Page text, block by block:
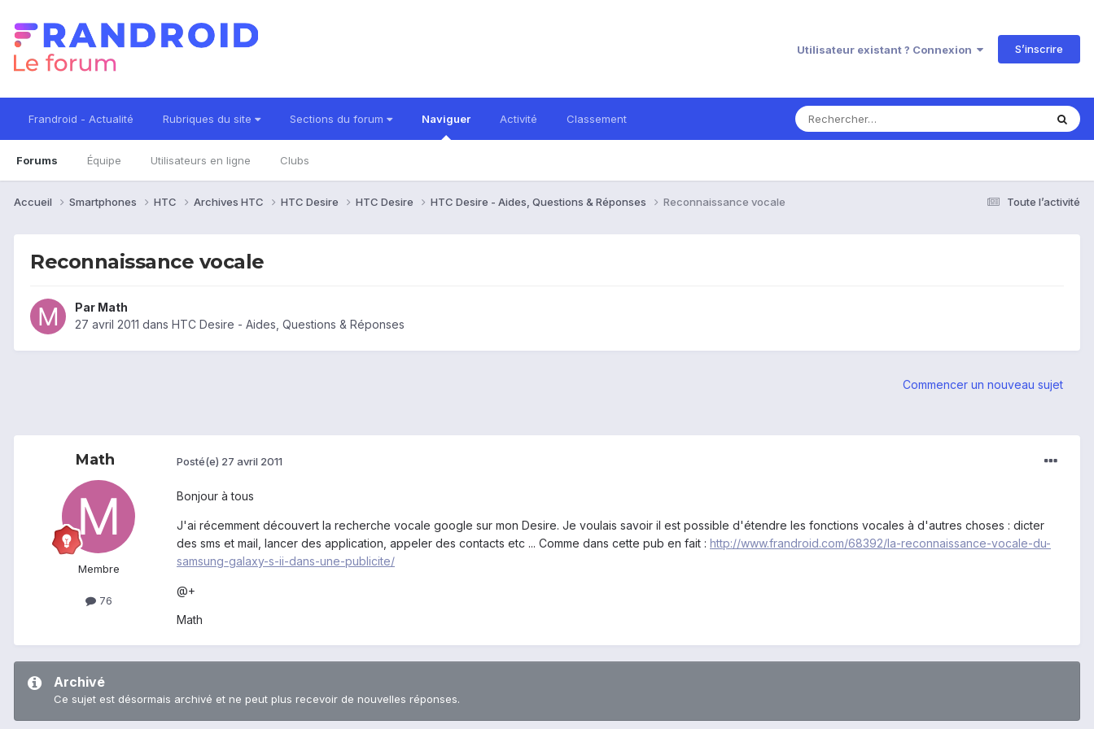
Utilisateur existant ? Connexion S’inscrire
Frandroid - Actualité Rubriques du site Sections du forum Naviguer
Forums Équipe Utilisateurs en ligne Clubs
Activité Classement
Toute l’activité
Accueil Smartphones HTC Archives HTC HTC Desire HTC Desire HTC Desire - Aides, Questions & Réponses Reconnaissance vocale
Reconnaissance vocale
Par Math
27 avril 2011 dans HTC Desire - Aides, Questions & Réponses
Commencer un nouveau sujet
Math
Membre
76
Posté(e) 27 avril 2011
Bonjour à tous
J'ai récemment découvert la recherche vocale google sur mon Desire. Je voulais savoir il est possible d'étendre les fonctions vocales à d'autres choses : dicter
des sms et mail, lancer des application, appeler des contacts etc ... Comme dans cette pub en fait : http://www.frandroid.com/68392/la-reconnaissance-vocale-du-
samsung-galaxy-s-ii-dans-une-publicite/
@+
Math
Archivé
Ce sujet est désormais archivé et ne peut plus recevoir de nouvelles réponses.